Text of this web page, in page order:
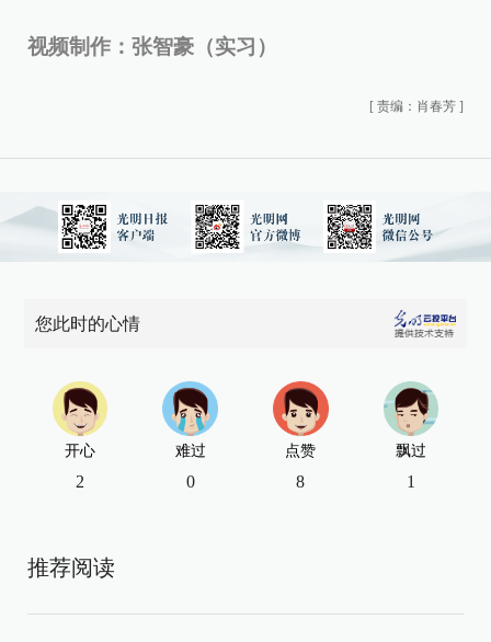
视频制作：张智豪（实习）
[ 责编：肖春芳 ]
您此时的心情
开心
2
难过
0
点赞
8
飘过
1
推荐阅读